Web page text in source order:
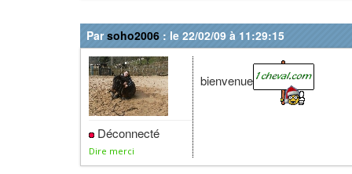
Parsoho2006 : le 22/02/09 à 11:29:15
Déconnecté
Dire merci
bienvenue